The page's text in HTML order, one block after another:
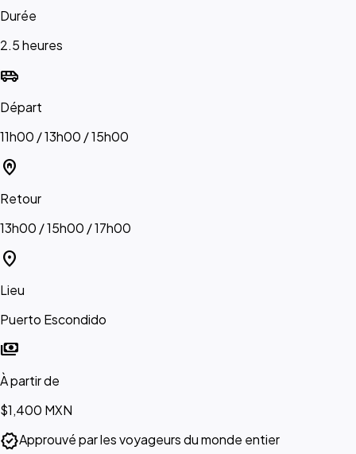
Durée
2.5 heures
airport_shuttle
Départ
11h00 / 13h00 / 15h00
home_pin
Retour
13h00 / 15h00 / 17h00
location_on
Lieu
Puerto Escondido
payments
À partir de
$1,400 MXN
verifiedApprouvé par les voyageurs du monde entier